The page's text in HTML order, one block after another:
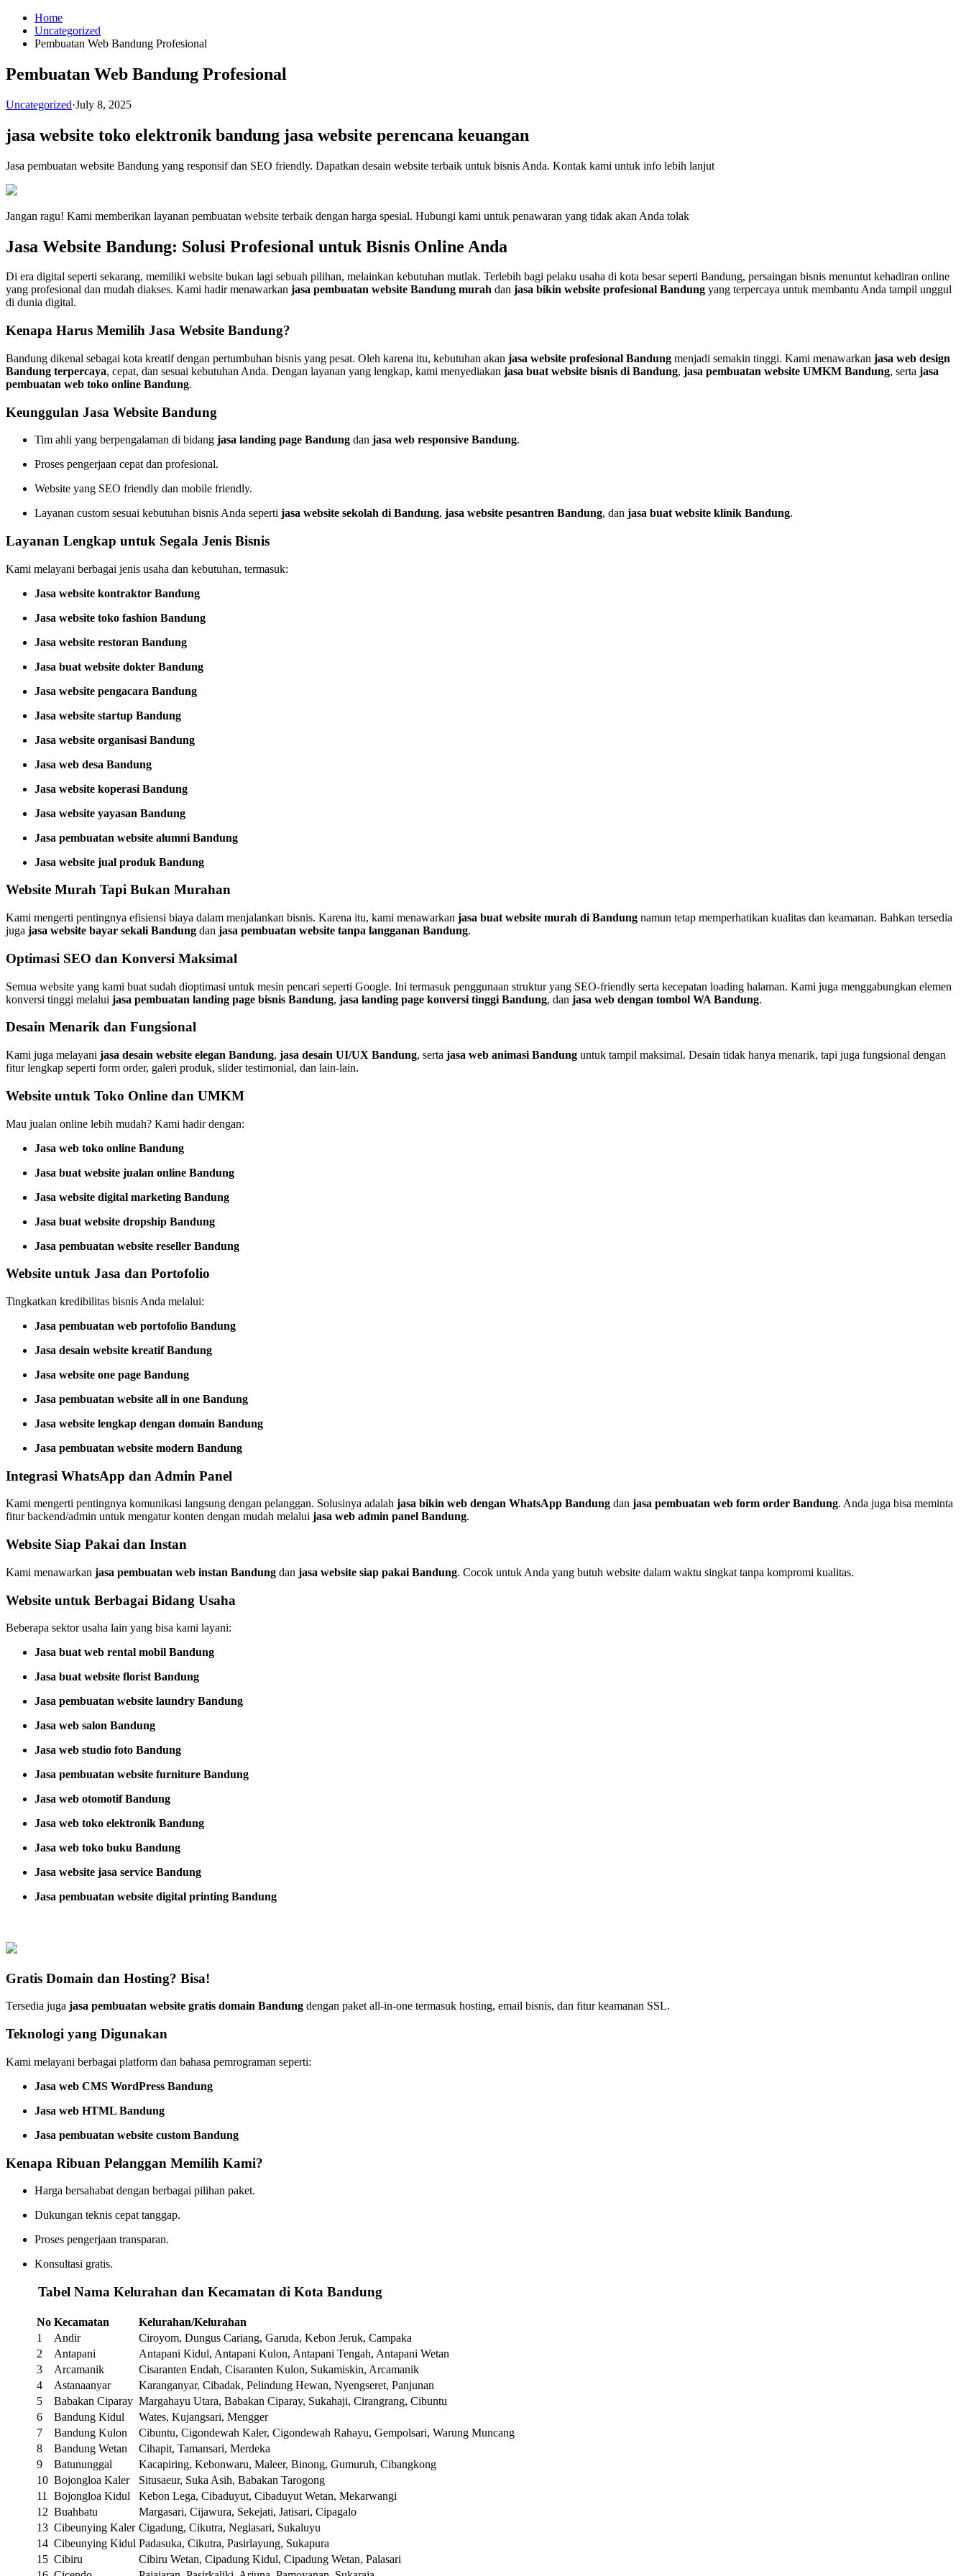
Skip
content
Home
Uncategorized
Pembuatan Web Bandung Profesional
Pembuatan Web Bandung Profesional
Uncategorized·July 8, 2025
jasa website toko elektronik bandung jasa website perencana keuangan
Jasa pembuatan website Bandung yang responsif dan SEO friendly. Dapatkan desain website terbaik untuk bisnis Anda. Kontak kami untuk info lebih lanjut
Jangan ragu! Kami memberikan layanan pembuatan website terbaik dengan harga spesial. Hubungi kami untuk penawaran yang tidak akan Anda tolak
Jasa Website Bandung: Solusi Profesional untuk Bisnis Online Anda
Di era digital seperti sekarang, memiliki website bukan lagi sebuah pilihan, melainkan kebutuhan mutlak. Terlebih bagi pelaku usaha di kota besar seperti Bandung, persaingan bisnis menuntut kehadiran online
yang profesional dan mudah diakses. Kami hadir menawarkan jasa pembuatan website Bandung murah dan jasa bikin website profesional Bandung yang terpercaya untuk membantu Anda tampil unggul
di dunia digital.
Kenapa Harus Memilih Jasa Website Bandung?
Bandung dikenal sebagai kota kreatif dengan pertumbuhan bisnis yang pesat. Oleh karena itu, kebutuhan akan jasa website profesional Bandung menjadi semakin tinggi. Kami menawarkan jasa web design
Bandung terpercaya, cepat, dan sesuai kebutuhan Anda. Dengan layanan yang lengkap, kami menyediakan jasa buat website bisnis di Bandung, jasa pembuatan website UMKM Bandung, serta jasa
pembuatan web toko online Bandung.
Keunggulan Jasa Website Bandung
Tim ahli yang berpengalaman di bidang jasa landing page Bandung dan jasa web responsive Bandung.
Proses pengerjaan cepat dan profesional.
Website yang SEO friendly dan mobile friendly.
Layanan custom sesuai kebutuhan bisnis Anda seperti jasa website sekolah di Bandung, jasa website pesantren Bandung, dan jasa buat website klinik Bandung.
Layanan Lengkap untuk Segala Jenis Bisnis
Kami melayani berbagai jenis usaha dan kebutuhan, termasuk:
Jasa website kontraktor Bandung
Jasa website toko fashion Bandung
Jasa website restoran Bandung
Jasa buat website dokter Bandung
Jasa website pengacara Bandung
Jasa website startup Bandung
Jasa website organisasi Bandung
Jasa web desa Bandung
Jasa website koperasi Bandung
Jasa website yayasan Bandung
Jasa pembuatan website alumni Bandung
Jasa website jual produk Bandung
Website Murah Tapi Bukan Murahan
Kami mengerti pentingnya efisiensi biaya dalam menjalankan bisnis. Karena itu, kami menawarkan jasa buat website murah di Bandung namun tetap memperhatikan kualitas dan keamanan. Bahkan tersedia
juga jasa website bayar sekali Bandung dan jasa pembuatan website tanpa langganan Bandung.
Optimasi SEO dan Konversi Maksimal
Semua website yang kami buat sudah dioptimasi untuk mesin pencari seperti Google. Ini termasuk penggunaan struktur yang SEO-friendly serta kecepatan loading halaman. Kami juga menggabungkan elemen
konversi tinggi melalui jasa pembuatan landing page bisnis Bandung, jasa landing page konversi tinggi Bandung, dan jasa web dengan tombol WA Bandung.
Desain Menarik dan Fungsional
Kami juga melayani jasa desain website elegan Bandung, jasa desain UI/UX Bandung, serta jasa web animasi Bandung untuk tampil maksimal. Desain tidak hanya menarik, tapi juga fungsional dengan
fitur lengkap seperti form order, galeri produk, slider testimonial, dan lain-lain.
Website untuk Toko Online dan UMKM
Mau jualan online lebih mudah? Kami hadir dengan:
Jasa web toko online Bandung
Jasa buat website jualan online Bandung
Jasa website digital marketing Bandung
Jasa buat website dropship Bandung
Jasa pembuatan website reseller Bandung
Website untuk Jasa dan Portofolio
Tingkatkan kredibilitas bisnis Anda melalui:
Jasa pembuatan web portofolio Bandung
Jasa desain website kreatif Bandung
Jasa website one page Bandung
Jasa pembuatan website all in one Bandung
Jasa website lengkap dengan domain Bandung
Jasa pembuatan website modern Bandung
Integrasi WhatsApp dan Admin Panel
Kami mengerti pentingnya komunikasi langsung dengan pelanggan. Solusinya adalah jasa bikin web dengan WhatsApp Bandung dan jasa pembuatan web form order Bandung. Anda juga bisa meminta
fitur backend/admin untuk mengatur konten dengan mudah melalui jasa web admin panel Bandung.
Website Siap Pakai dan Instan
Kami menawarkan jasa pembuatan web instan Bandung dan jasa website siap pakai Bandung. Cocok untuk Anda yang butuh website dalam waktu singkat tanpa kompromi kualitas.
Website untuk Berbagai Bidang Usaha
Beberapa sektor usaha lain yang bisa kami layani:
Jasa buat web rental mobil Bandung
Jasa buat website florist Bandung
Jasa pembuatan website laundry Bandung
Jasa web salon Bandung
Jasa web studio foto Bandung
Jasa pembuatan website furniture Bandung
Jasa web otomotif Bandung
Jasa web toko elektronik Bandung
Jasa web toko buku Bandung
Jasa website jasa service Bandung
Jasa pembuatan website digital printing Bandung
Gratis Domain dan Hosting? Bisa!
Tersedia juga jasa pembuatan website gratis domain Bandung dengan paket all-in-one termasuk hosting, email bisnis, dan fitur keamanan SSL.
Teknologi yang Digunakan
Kami melayani berbagai platform dan bahasa pemrograman seperti:
Jasa web CMS WordPress Bandung
Jasa web HTML Bandung
Jasa pembuatan website custom Bandung
Kenapa Ribuan Pelanggan Memilih Kami?
Harga bersahabat dengan berbagai pilihan paket.
Dukungan teknis cepat tanggap.
Proses pengerjaan transparan.
Konsultasi gratis.
Tabel Nama Kelurahan dan Kecamatan di Kota Bandung
No Kecamatan
Kelurahan/Kelurahan
1
Andir
Ciroyom, Dungus Cariang, Garuda, Kebon Jeruk, Campaka
2
Antapani
Antapani Kidul, Antapani Kulon, Antapani Tengah, Antapani Wetan
3
Arcamanik
Cisaranten Endah, Cisaranten Kulon, Sukamiskin, Arcamanik
4
Astanaanyar
Karanganyar, Cibadak, Pelindung Hewan, Nyengseret, Panjunan
5
Babakan Ciparay Margahayu Utara, Babakan Ciparay, Sukahaji, Cirangrang, Cibuntu
6
Bandung Kidul
Wates, Kujangsari, Mengger
7
Bandung Kulon
Cibuntu, Cigondewah Kaler, Cigondewah Rahayu, Gempolsari, Warung Muncang
8
Bandung Wetan
Cihapit, Tamansari, Merdeka
9
Batununggal
Kacapiring, Kebonwaru, Maleer, Binong, Gumuruh, Cibangkong
10 Bojongloa Kaler
Situsaeur, Suka Asih, Babakan Tarogong
11
Bojongloa Kidul
Kebon Lega, Cibaduyut, Cibaduyut Wetan, Mekarwangi
12 Buahbatu
Margasari, Cijawura, Sekejati, Jatisari, Cipagalo
13 Cibeunying Kaler Cigadung, Cikutra, Neglasari, Sukaluyu
14 Cibeunying Kidul Padasuka, Cikutra, Pasirlayung, Sukapura
15 Cibiru
Cibiru Wetan, Cipadung Kidul, Cipadung Wetan, Palasari